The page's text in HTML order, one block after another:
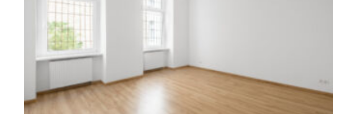
Video Reviews
030-2072303